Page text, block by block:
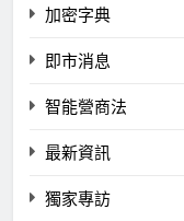
加密字典
即市消息
智能營商法
最新資訊
獨家專訪